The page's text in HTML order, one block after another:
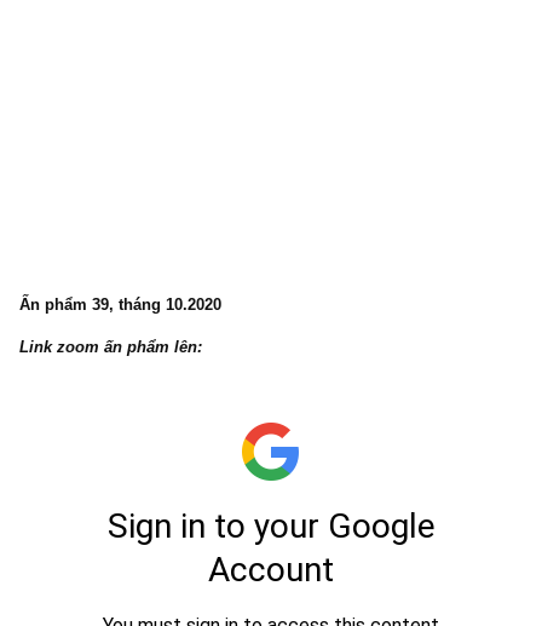
Ấn phẩm 39, tháng 10.2020